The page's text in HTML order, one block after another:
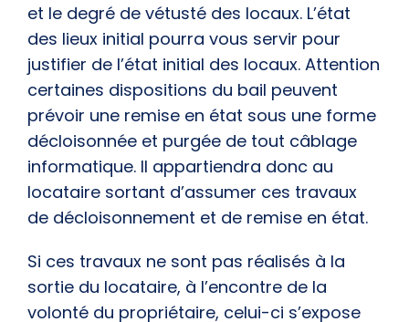
et le degré de vétusté des locaux. L’état
des lieux initial pourra vous servir pour
justifier de l’état initial des locaux. Attention
certaines dispositions du bail peuvent
prévoir une remise en état sous une forme
décloisonnée et purgée de tout câblage
informatique. Il appartiendra donc au
locataire sortant d’assumer ces travaux
de décloisonnement et de remise en état.
Si ces travaux ne sont pas réalisés à la
sortie du locataire, à l’encontre de la
volonté du propriétaire, celui-ci s’expose